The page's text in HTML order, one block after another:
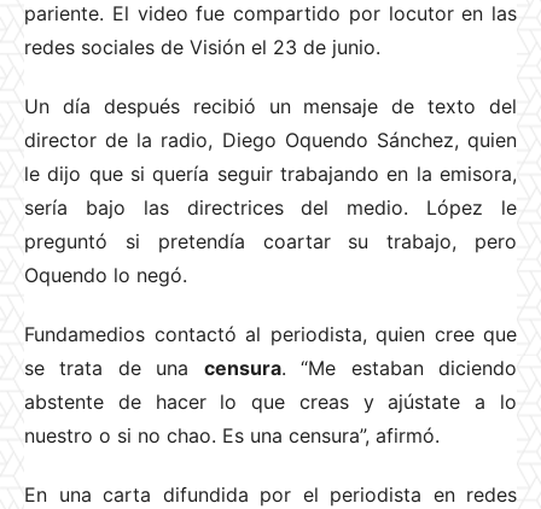
pariente. El video fue compartido por locutor en las
redes sociales de Visión el 23 de junio.
Un día después recibió un mensaje de texto del
director de la radio, Diego Oquendo Sánchez, quien
le dijo que si quería seguir trabajando en la emisora,
sería bajo las directrices del medio. López le
preguntó si pretendía coartar su trabajo, pero
Oquendo lo negó.
Fundamedios contactó al periodista, quien cree que
se trata de una censura. “Me estaban diciendo
abstente de hacer lo que creas y ajústate a lo
nuestro o si no chao. Es una censura”, afirmó.
En una carta difundida por el periodista en redes